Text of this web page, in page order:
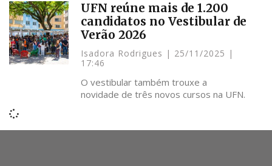
UFN reúne mais de 1.200
candidatos no Vestibular de
Verão 2026
Isadora Rodrigues
25/11/2025
17:46
O vestibular também trouxe a
novidade de três novos cursos na UFN.